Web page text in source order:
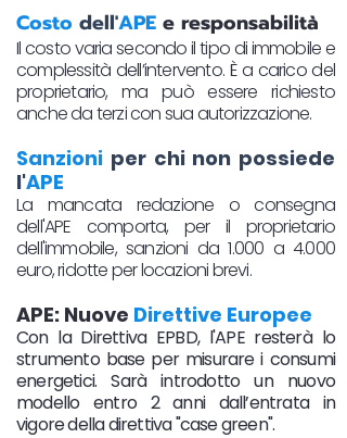
Costo dell'APE e responsabilità
Il costo varia secondo il tipo di immobile e
complessità dell’intervento. È a carico del
proprietario, ma può essere richiesto
anche da terzi con sua autorizzazione.
Sanzioni per chi non possiede
l'APE
La mancata redazione o consegna
dell'APE comporta, per il proprietario
dell'immobile, sanzioni da 1.000 a 4.000
euro, ridotte per locazioni brevi.
APE: Nuove Direttive Europee
Con la Direttiva EPBD, l'APE resterà lo
strumento base per misurare i consumi
energetici. Sarà introdotto un nuovo
modello entro 2 anni dall’entrata in
vigore della direttiva "case green".